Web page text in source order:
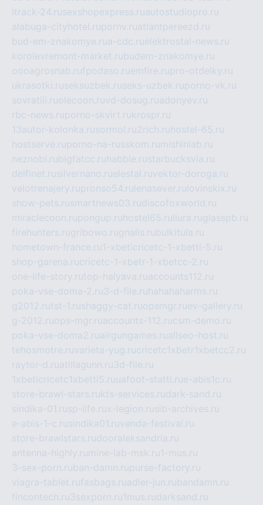
itrack-24.rusexshopexpress.ruautostudiopro.ru
alabuga-cityhotel.rupornv.ruatlantpereezd.ru
bud-em-znakomye.rua-cdc.ruelektrostal-news.ru
korolevremont-market.rubudem-znakomye.ru
oooagrosnab.rufpodaso.ruemfire.rupro-otdelky.ru
ukrasotki.ruseksuzbek.ruseks-uzbek.ruporno-vk.ru
sovratili.ruolecoon.ruvd-dosug.ruadonyev.ru
rbc-news.ruporno-skvirt.rukrospr.ru
13autor-kolonka.rusormol.ru2rich.ru hostel-65.ru
hostserve.ruporno-na-russkom.ru mishinlab.ru
neznobi.rubigfatcc.ru habble.rustarbucksvia.ru
delfinet.rusilvernano.ruelestal.ruvektor-doroga.ru
velotrenajery.rupronso54.ru lenasever.ru lovinskix.ru
show-pets.rusmartnews03.rudiscofoxworld.ru
miraclecoon.rupongup.ru hostel65.ru liura.ruglasspb.ru
firehunters.rugribowo.rugnalis.rubulkitula.ru
hometown-france.ru1-xbeticricetc-1-xbetti-5.ru
shop-garena.rucricetc-1-xbetr-1-xbetcc-2.ru
one-life-story.rutop-halyava.ruaccounts112.ru
poka-vse-doma-2.ru3-d-file.ru hahahaharms.ru
g2012.rutst-1.rushaggy-cat.ruopsmgr.ruev-gallery.ru
g-2012.ruops-mgr.ruaccounts-112.rucsm-demo.ru
poka-vse-doma2.ruairgungames.ruallseo-host.ru
tehosmotre.ruvarieta-yug.rucricetc1xbetr1xbetcc2.ru
raytor-d.ruatillagunn.ru3d-file.ru
1xbeticricetc1xbetti5.ruuafoot-statti.rue-abis1c.ru
store-brawl-stars.rukts-services.rudark-sand.ru
sindika-01.rusp-life.rux-legion.rusib-archives.ru
e-abis-1-c.rusindika01.ruvenda-festival.ru
store-brawlstars.rudooraleksandria.ru
antenna-highly.ru mine-lab-msk.ru1-mus.ru
3-sex-porn.ruban-damn.rupurse-factory.ru
viagra-tablet.rufasbags.ruadler-jun.rubandamn.ru
fincontech.ru3sexporn.ru1mus.rudarksand.ru